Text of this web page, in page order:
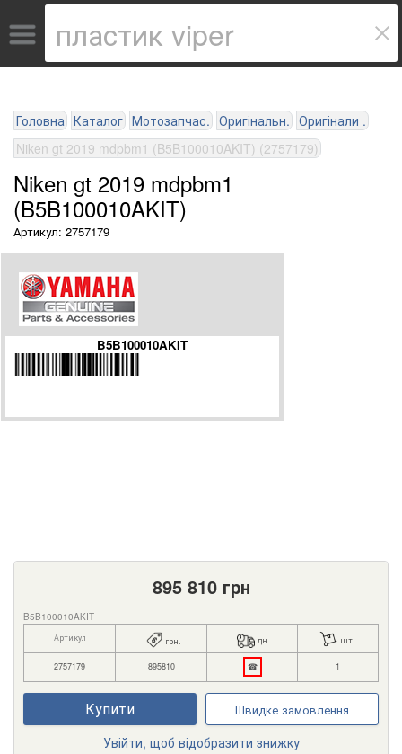
Головна Каталог Мотозапчас. Оригінальн. Оригінали .
Niken gt 2019 mdpbm1 (B5B100010AKIT) (2757179)
Niken gt 2019 mdpbm1
(B5B100010AKIT)
Артикул: 2757179
B5B100010AKIT
895 810грн
B5B100010AKIT
Артикул грн. дн. шт.
2757179 895810 ☎ 1
Купити Швидке замовлення
Увійти, щоб відобразити знижку